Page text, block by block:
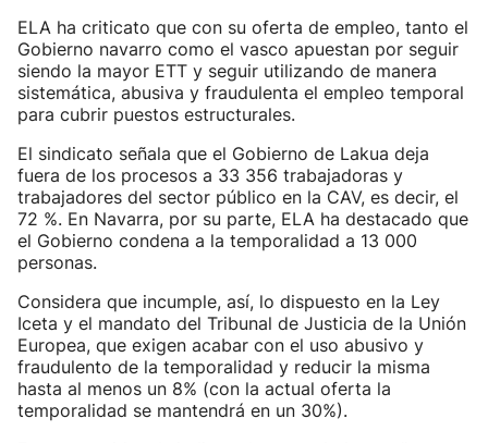
ELA ha criticato que con su oferta de empleo, tanto el
Gobierno navarro como el vasco apuestan por seguir
siendo la mayor ETT y seguir utilizando de manera
sistemática, abusiva y fraudulenta el empleo temporal
para cubrir puestos estructurales.
El sindicato señala que el Gobierno de Lakua deja
fuera de los procesos a 33 356 trabajadoras y
trabajadores del sector público en la CAV, es decir, el
72 %. En Navarra, por su parte, ELA ha destacado que
el Gobierno condena a la temporalidad a 13 000
personas.
Considera que incumple, así, lo dispuesto en la Ley
Iceta y el mandato del Tribunal de Justicia de la Unión
Europea, que exigen acabar con el uso abusivo y
fraudulento de la temporalidad y reducir la misma
hasta al menos un 8% (con la actual oferta la
temporalidad se mantendrá en un 30%).